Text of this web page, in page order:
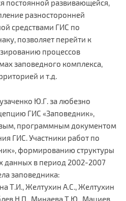
постоянной развивающейся,
разносторонней
средствами ГИС по
позволяет перейти к
процессов
заповедного комплекса,
и т.д.
Ю.Г. за любезно
ГИС «Заповедник»,
программным документом
ГИС. Участники работ по
формированию структуры
данных в период 2002-2007
заповедника:
Т.И., Желтухин А.С., Желтухин
Н.П., Минаева Т.Ю., Мациев